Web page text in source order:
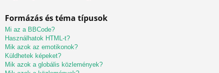
Formázás és téma típusok
Mi az a BBCode?
Használhatok HTML-t?
Mik azok az emotikonok?
Küldhetek képeket?
Mik azok a globális közlemények?